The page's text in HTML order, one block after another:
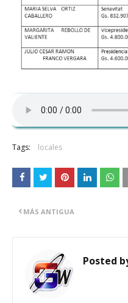
Tags: locales
MÁS ANTIGUA
Posted